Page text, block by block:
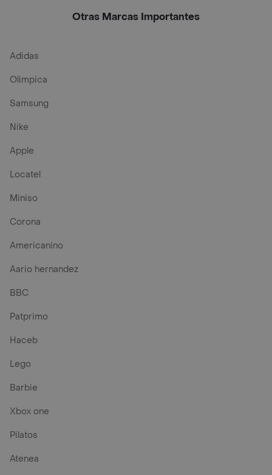
Otras Marcas Importantes
Adidas
Olimpica
Samsung
Nike
Apple
Locatel
Miniso
Corona
Americanino
Aario hernandez
BBC
Patprimo
Haceb
Lego
Barbie
Xbox one
Pilatos
Atenea